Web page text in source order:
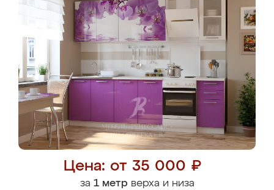
Цена: от 35 000 ₽
за 1 метрверха и низа